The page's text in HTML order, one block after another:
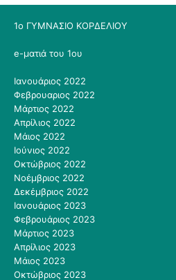
1ο ΓΥΜΝΑΣΙΟ ΚΟΡΔΕΛΙΟΥ
e-ματιά του 1ου
Ιανουάριος 2022
Φεβρουαριος 2022
Μάρτιος 2022
Απρίλιος 2022
Μάιος 2022
Ιούνιος 2022
Οκτώβριος 2022
Νοέμβριος 2022
Δεκέμβριος 2022
Ιανουάριος 2023
Φεβρουάριος 2023
Μάρτιος 2023
Απρίλιος 2023
Μάιος 2023
Οκτώβριος 2023